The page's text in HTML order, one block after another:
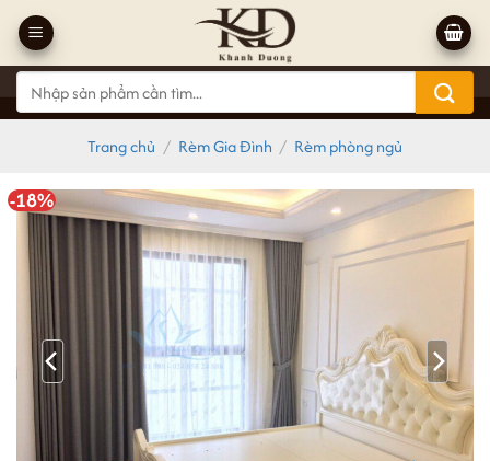
qua
nội
dung
Tìm
kiếm:
Trang chủ / Rèm Gia Đình / Rèm phòng ngủ
-18%